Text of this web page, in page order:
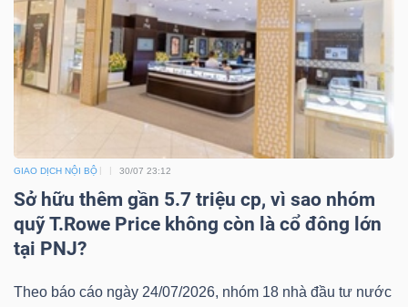
GIAO DỊCH NỘI BỘ 30/07 23:12
Sở hữu thêm gần 5.7 triệu cp, vì sao nhóm
quỹ T.Rowe Price không còn là cổ đông lớn
tại PNJ?
Theo báo cáo ngày 24/07/2026, nhóm 18 nhà đầu tư nước